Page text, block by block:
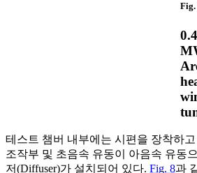
Fig.
0.4
테스트 챔버 내부에는 시편을 장착하
조작부 및 초음속 유동이 아음속 유동
저(Diffuser)가 설치되어 있다. Fig. 8과